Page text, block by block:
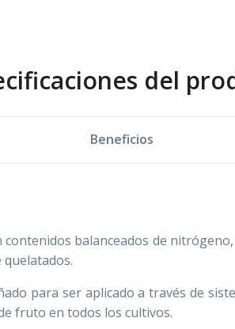
del
Beneficios
contenidos balanceados de
para ser aplicado a través de
fruto en todos los cultivos.